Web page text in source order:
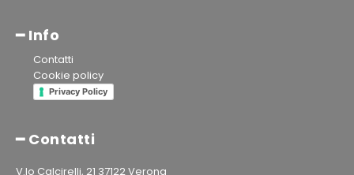
━ Info
Contatti
Cookie policy
Privacy Policy
━ Contatti
V.lo Calcirelli, 21 37122 Verona